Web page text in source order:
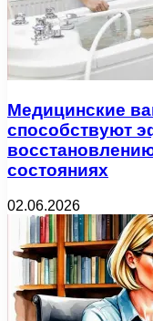
Медицинские
способствуют
состояниях
02.06.2026